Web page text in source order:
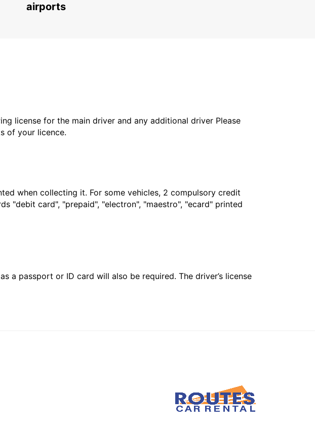
airports
license for the main driver and any additional driver Please
of your licence.
when collecting it. For some vehicles, 2 compulsory credit
"debit card", "prepaid", "electron", "maestro", "ecard" printed
a passport or ID card will also be required. The driver’s license